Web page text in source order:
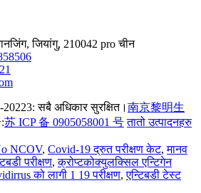
जियांगु, 210042 pro चीन
सबै अधिकार सुरक्षित। 南京黎明生
苏 ICP 备 0905058001 号 तातो उत्पादनहरु
NCOV, Covid-19 द्रुत परीक्षण केट,मानव
परीक्षण,क्रोप्टकोक्युलक्सिल एन्टिगेन
को लागी 1 19 परीक्षण,एन्टिबडी टेस्ट